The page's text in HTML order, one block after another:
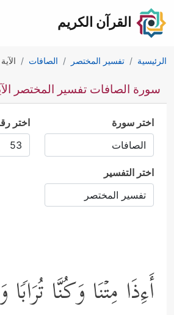
القرآن الكريم
الرئيسية تفسير المختصر الصافات الآية 53
سورة الصافات تفسير المختصر الآية
اختر سورة اختر
اختر التفسير
أَءِذَا مِتۡنَا وَكُنَّا